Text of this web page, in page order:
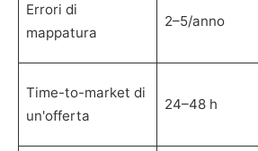
Errori di
mappatura
2–5/anno
Time-to-market di
un'offerta
24–48 h